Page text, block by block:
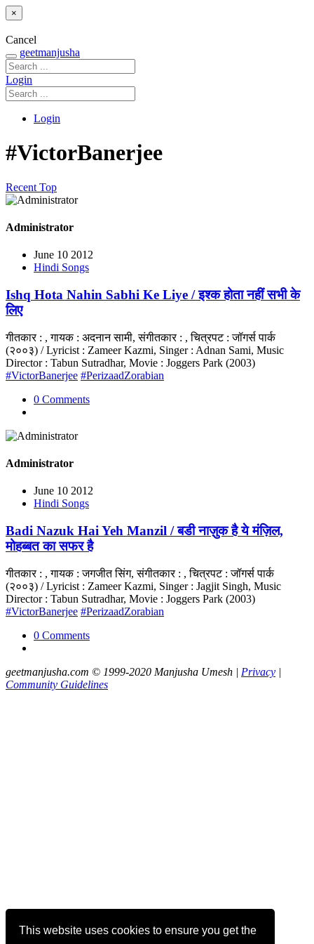
This website uses cookies to ensure you get the
×
Cancel
geetmanjusha
Login
Login
#VictorBanerjee
Recent Top
Administrator
June 10 2012
Hindi Songs
Ishq Hota Nahin Sabhi Ke Liye / इश्क होता नहीं सभी के
लिए
गीतकार : , गायक : अदनान सामी, संगीतकार : , चित्रपट : जॉगर्स पार्क
(२००३) / Lyricist : Zameer Kazmi, Singer : Adnan Sami, Music
Director : Tabun Sutradhar, Movie : Joggers Park (2003)
#VictorBanerjee #PerizaadZorabian
0 Comments
Administrator
June 10 2012
Hindi Songs
Badi Nazuk Hai Yeh Manzil / बडी नाज़ुक है ये मंज़िल,
मोहब्बत का सफर है
गीतकार : , गायक : जगजीत सिंग, संगीतकार : , चित्रपट : जॉगर्स पार्क
(२००३) / Lyricist : Zameer Kazmi, Singer : Jagjit Singh, Music
Director : Tabun Sutradhar, Movie : Joggers Park (2003)
#VictorBanerjee #PerizaadZorabian
0 Comments
geetmanjusha.com © 1999-2020 Manjusha Umesh | Privacy |
Community Guidelines